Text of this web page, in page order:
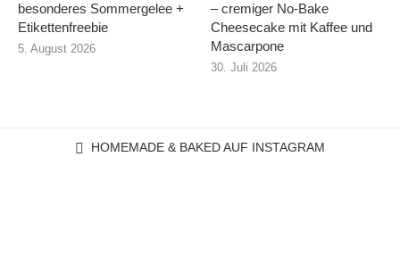
besonderes Sommergelee +
Etikettenfreebie
5. August 2026
– cremiger No-Bake
Cheesecake mit Kaffee und
Mascarpone
30. Juli 2026
HOMEMADE & BAKED AUF INSTAGRAM